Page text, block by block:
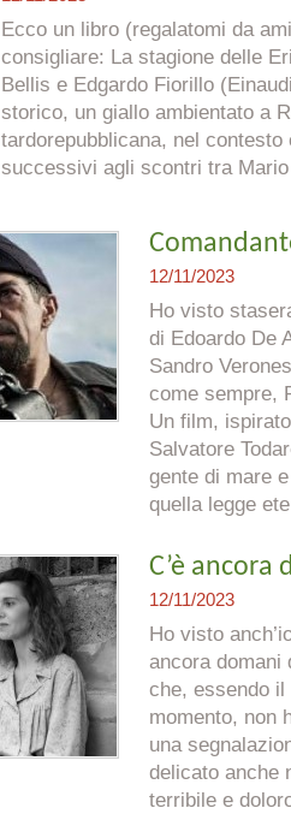
Ecco un libro (regalatomi da
consigliare: La stagione delle
Bellis e Edgardo Fiorillo
storico, un giallo ambientato a
tardorepubblicana, nel contesto
successivi agli scontri tra
12/11/2023
Ho visto
di Edoardo De
Sandro
come sempre,
Un film,
Salvatore
gente di mare
quella legge
C’è ancora
12/11/2023
Ho visto
ancora domani
che, essendo
momento, non
una
delicato anche
terribile e